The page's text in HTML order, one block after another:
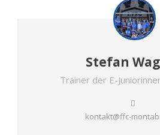
Stefan
Trainer der E-
kontakt@ffc-